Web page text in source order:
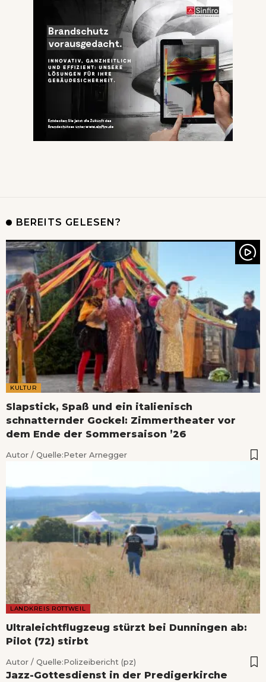
BEREITS GELESEN?
KULTUR
Slapstick, Spaß und ein italienisch
schnatternder Gockel: Zimmertheater vor
dem Ende der Sommersaison ’26
Autor / Quelle:Peter Arnegger
LANDKREIS ROTTWEIL
Ultraleichtflugzeug stürzt bei Dunningen ab:
Pilot (72) stirbt
Autor / Quelle:Polizeibericht (pz)
Jazz-Gottesdienst in der Predigerkirche